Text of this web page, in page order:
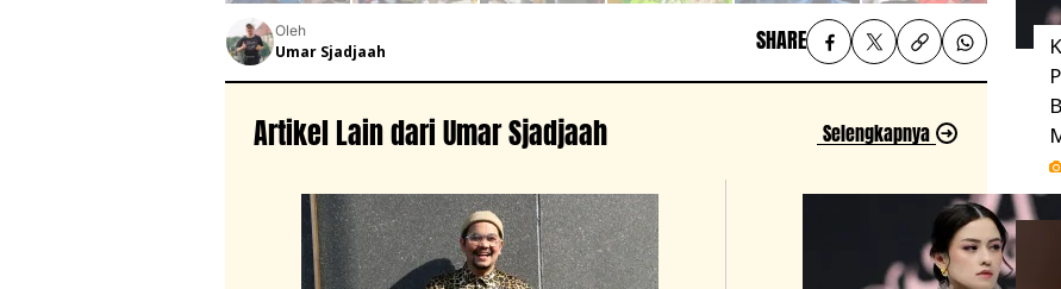
Oleh
Umar Sjadjaah SHARE
Artikel Lain dari Umar Sjadjaah Selengkapnya